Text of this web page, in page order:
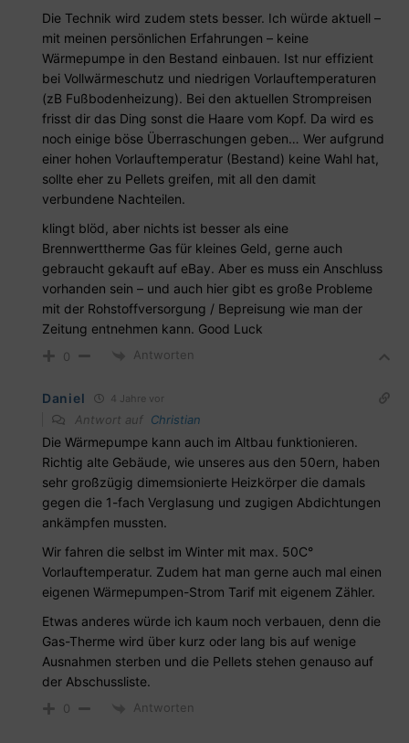
Die Technik wird zudem stets besser. Ich würde aktuell –
mit meinen persönlichen Erfahrungen – keine
Wärmepumpe in den Bestand einbauen. Ist nur effizient
bei Vollwärmeschutz und niedrigen Vorlauftemperaturen
(zB Fußbodenheizung). Bei den aktuellen Strompreisen
frisst dir das Ding sonst die Haare vom Kopf. Da wird es
noch einige böse Überraschungen geben… Wer aufgrund
einer hohen Vorlauftemperatur (Bestand) keine Wahl hat,
sollte eher zu Pellets greifen, mit all den damit
verbundene Nachteilen.
klingt blöd, aber nichts ist besser als eine
Brennwerttherme Gas für kleines Geld, gerne auch
gebraucht gekauft auf eBay. Aber es muss ein Anschluss
vorhanden sein – und auch hier gibt es große Probleme
mit der Rohstoffversorgung / Bepreisung wie man der
Zeitung entnehmen kann. Good Luck
0 Antworten
Daniel 4 Jahre vor
Antwort auf Christian
Die Wärmepumpe kann auch im Altbau funktionieren.
Richtig alte Gebäude, wie unseres aus den 50ern, haben
sehr großzügig dimemsionierte Heizkörper die damals
gegen die 1-fach Verglasung und zugigen Abdichtungen
ankämpfen mussten.
Wir fahren die selbst im Winter mit max. 50C°
Vorlauftemperatur. Zudem hat man gerne auch mal einen
eigenen Wärmepumpen-Strom Tarif mit eigenem Zähler.
Etwas anderes würde ich kaum noch verbauen, denn die
Gas-Therme wird über kurz oder lang bis auf wenige
Ausnahmen sterben und die Pellets stehen genauso auf
der Abschussliste.
0 Antworten